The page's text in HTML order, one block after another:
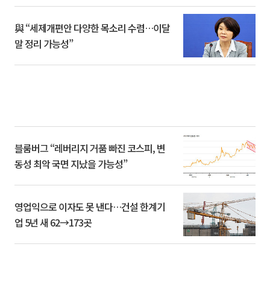
與 “세제개편안 다양한 목소리 수렴…이달
말 정리 가능성”
블룸버그 “레버리지 거품 빠진 코스피, 변
동성 최악 국면 지났을 가능성”
영업익으로 이자도 못 낸다…건설 한계기
업 5년 새 62→173곳